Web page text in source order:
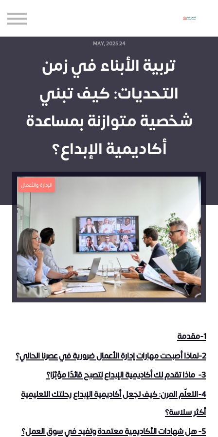
المدونة
الاعتماديات
حساب جديد
تسجيل الدخول
24 MAY, 2025
تربية الأبناء في زمن
التحديات: كيف تبني
شخصية متوازنة بمساعدة
أكاديمية الإبداع؟
الإدارة والأعمال
1-مقدمة
2-لماذا أصبحت مهارات إدارة الأعمال ضرورية في عصرنا الحالي؟
3- ماذا تقدم لك أكاديمية الإبداع لتصبح قائدًا مؤثرًا؟
4-التعلّم المرن: كيف تجعل أكاديمية الإبداع رحلتك التعليمية
أكثر سلاسة؟
5- هل شهادات الأكاديمية معتمدة وتفيد في سوق العمل؟